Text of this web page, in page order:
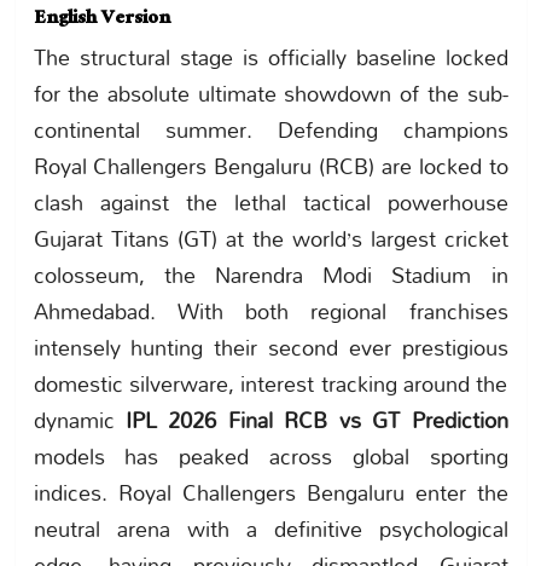
English Version
The structural stage is officially baseline locked
for the absolute ultimate showdown of the sub-
continental summer. Defending champions
Royal Challengers Bengaluru (RCB) are locked to
clash against the lethal tactical powerhouse
Gujarat Titans (GT) at the world’s largest cricket
colosseum, the Narendra Modi Stadium in
Ahmedabad. With both regional franchises
intensely hunting their second ever prestigious
domestic silverware, interest tracking around the
dynamic IPL 2026 Final RCB vs GT Prediction
models has peaked across global sporting
indices. Royal Challengers Bengaluru enter the
neutral arena with a definitive psychological